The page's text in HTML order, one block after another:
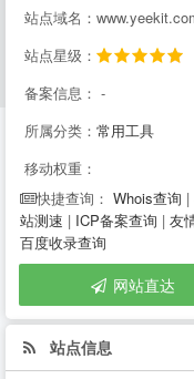
站点域名：
站点星级：
备案信息： -
所属分类： 常用工具
移动权重：
快捷查询： Whois查询 |
站测速 | ICP备案查询 | 友
百度收录查询
网站直达
站点信息